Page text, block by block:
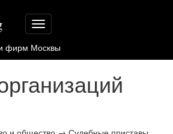
Меню
сайта
и фирм Москвы